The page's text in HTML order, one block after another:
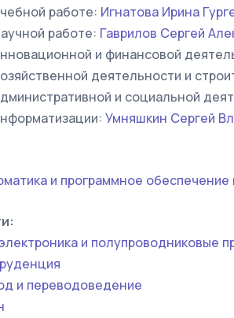
работе: Игнатова Ирина
работе: Гаврилов Сергей
и финансовой
деятельности и
и социальной
Умняшкин Сергей
и программное
и полупроводниковые
и переводоведение